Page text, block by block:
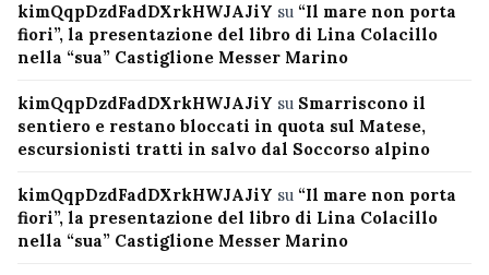
kimQqpDzdFadDXrkHWJAJiY su “Il mare non porta
fiori”, la presentazione del libro di Lina Colacillo
nella “sua” Castiglione Messer Marino
kimQqpDzdFadDXrkHWJAJiY su Smarriscono il
sentiero e restano bloccati in quota sul Matese,
escursionisti tratti in salvo dal Soccorso alpino
kimQqpDzdFadDXrkHWJAJiY su “Il mare non porta
fiori”, la presentazione del libro di Lina Colacillo
nella “sua” Castiglione Messer Marino